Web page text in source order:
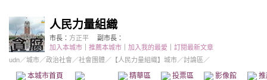
人民力量組織
市長： 方正平
副市長：
加入本城市
推薦本城市 加入我的最愛
訂閱最新文章
udn／城市／政治社會 ／社會團體／ 【人民力量組織】城市／討論區／
本城市首頁 精華區 投票區 影像館